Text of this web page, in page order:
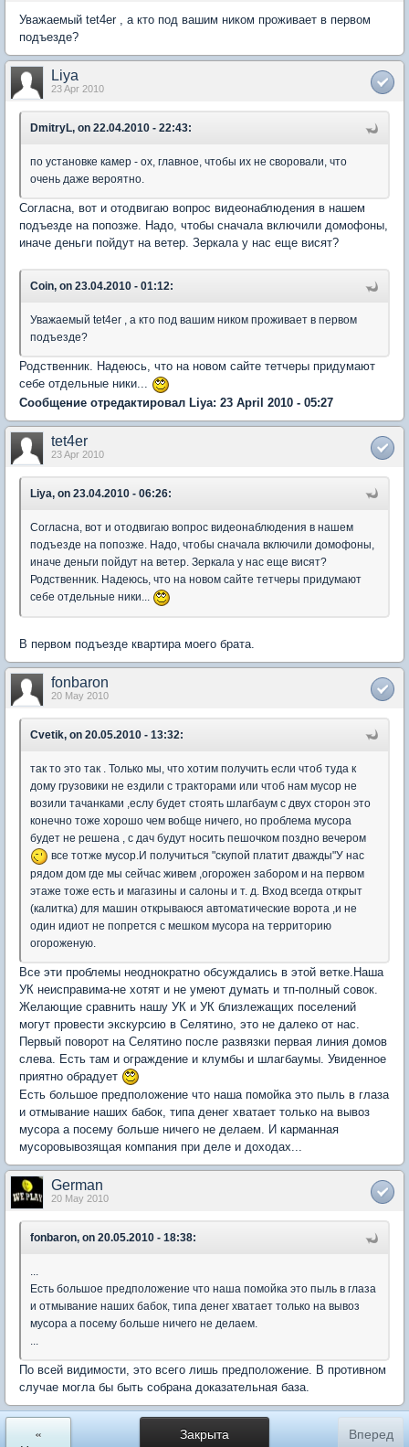
Уважаемый tet4er , а кто под вашим ником проживает в первом
подъезде?
Liya
23 Apr 2010
DmitryL, on 22.04.2010 - 22:43:
по установке камер - ох, главное, чтобы их не своровали, что
очень даже вероятно.
Согласна, вот и отодвигаю вопрос видеонаблюдения в нашем
подъезде на попозже. Надо, чтобы сначала включили домофоны,
иначе деньги пойдут на ветер. Зеркала у нас еще висят?
Coin, on 23.04.2010 - 01:12:
Уважаемый tet4er , а кто под вашим ником проживает в первом
подъезде?
Родственник. Надеюсь, что на новом сайте тетчеры придумают
себе отдельные ники...
Сообщение отредактировал Liya: 23 April 2010 - 05:27
tet4er
23 Apr 2010
Liya, on 23.04.2010 - 06:26:
Согласна, вот и отодвигаю вопрос видеонаблюдения в нашем
подъезде на попозже. Надо, чтобы сначала включили домофоны,
иначе деньги пойдут на ветер. Зеркала у нас еще висят?
Родственник. Надеюсь, что на новом сайте тетчеры придумают
себе отдельные ники...
В первом подъезде квартира моего брата.
fonbaron
20 May 2010
Cvetik, on 20.05.2010 - 13:32:
так то это так . Только мы, что хотим получить если чтоб туда к
дому грузовики не ездили с тракторами или чтоб нам мусор не
возили тачанками ,еслу будет стоять шлагбаум с двух сторон это
конечно тоже хорошо чем вобще ничего, но проблема мусора
будет не решена , с дач будут носить пешочком поздно вечером
все тотже мусор.И получиться "скупой платит дважды"У нас
рядом дом где мы сейчас живем ,огорожен забором и на первом
этаже тоже есть и магазины и салоны и т. д. Вход всегда открыт
(калитка) для машин открываюся автоматические ворота ,и не
один идиот не попрется с мешком мусора на территорию
огороженую.
Все эти проблемы неоднократно обсуждались в этой ветке.Наша
УК неисправима-не хотят и не умеют думать и тп-полный совок.
Желающие сравнить нашу УК и УК близлежащих поселений
могут провести экскурсию в Селятино, это не далеко от нас.
Первый поворот на Селятино после развязки первая линия домов
слева. Есть там и ограждение и клумбы и шлагбаумы. Увиденное
приятно обрадует
Есть большое предположение что наша помойка это пыль в глаза
и отмывание наших бабок, типа денег хватает только на вывоз
мусора а посему больше ничего не делаем. И карманная
мусоровывозящая компания при деле и доходах...
German
20 May 2010
fonbaron, on 20.05.2010 - 18:38:
...
Есть большое предположение что наша помойка это пыль в глаза
и отмывание наших бабок, типа денег хватает только на вывоз
мусора а посему больше ничего не делаем.
...
По всей видимости, это всего лишь предположение. В противном
случае могла бы быть собрана доказательная база.
Закрыта
«
Вперед